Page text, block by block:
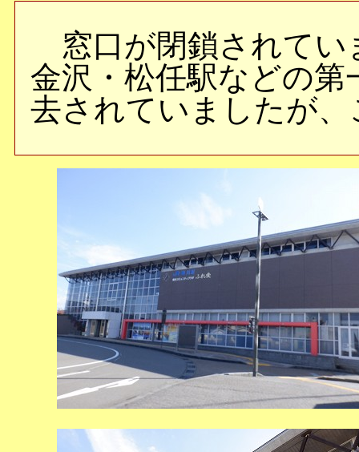
窓口が閉鎖されてい
金沢・松任駅などの第
去されていましたが